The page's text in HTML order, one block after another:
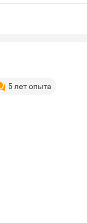
5 лет опыта